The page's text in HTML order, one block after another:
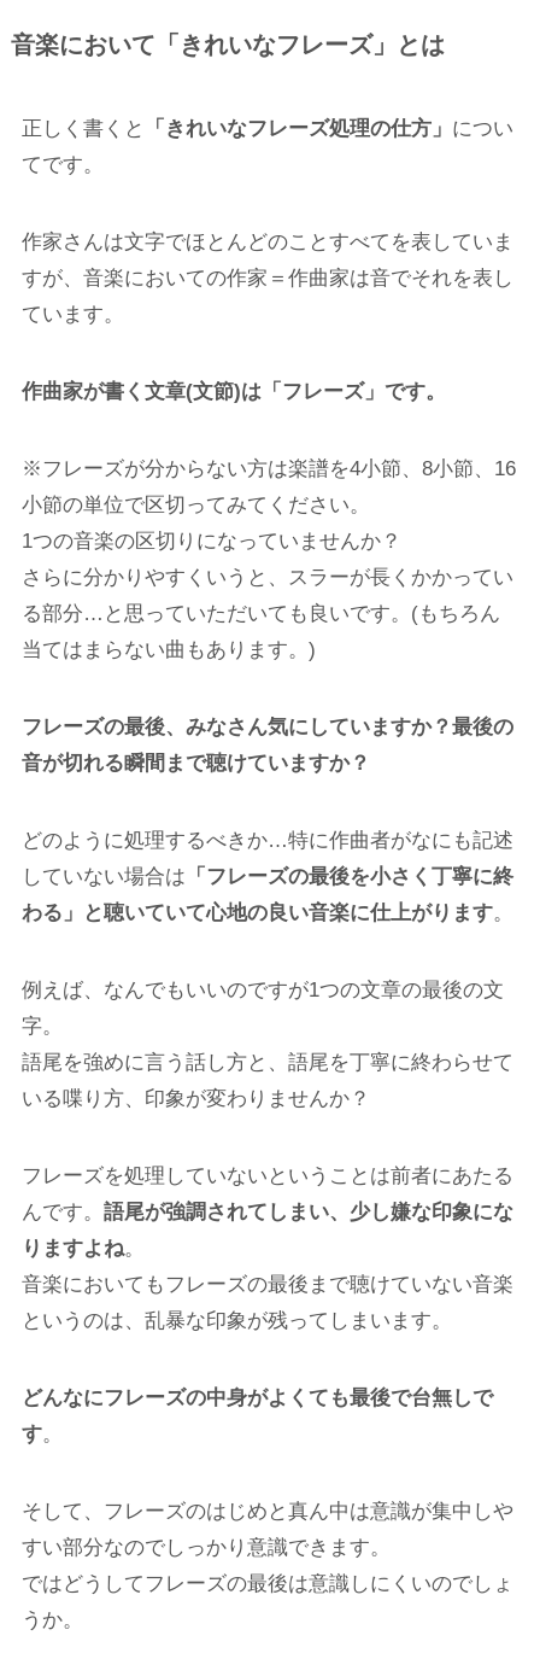
音楽において「きれいなフレーズ」とは
正しく書くと 「きれいなフレーズ処理の仕方」 につい
てです。
作家さんは文字でほとんどのことすべてを表していま
すが、音楽においての作家＝作曲家は音でそれを表し
ています。
作曲家が書く文章(文節)は「フレーズ」です。
※フレーズが分からない方は楽譜を4小節、8小節、16
小節の単位で区切ってみてください。
1つの音楽の区切りになっていませんか？
さらに分かりやすくいうと、スラーが長くかかってい
る部分…と思っていただいても良いです。(もちろん
当てはまらない曲もあります。)
フレーズの最後、みなさん気にしていますか？最後の
音が切れる瞬間まで聴けていますか？
どのように処理するべきか…特に作曲者がなにも記述
していない場合は 「フレーズの最後を小さく丁寧に終
わる」と聴いていて心地の良い音楽に仕上がります。
例えば、なんでもいいのですが1つの文章の最後の文
字。
語尾を強めに言う話し方と、語尾を丁寧に終わらせて
いる喋り方、印象が変わりませんか？
フレーズを処理していないということは前者にあたる
んです。 語尾が強調されてしまい、少し嫌な印象にな
りますよね。
音楽においてもフレーズの最後まで聴けていない音楽
というのは、乱暴な印象が残ってしまいます。
どんなにフレーズの中身がよくても最後で台無しで
す。
そして、フレーズのはじめと真ん中は意識が集中しや
すい部分なのでしっかり意識できます。
ではどうしてフレーズの最後は意識しにくいのでしょ
うか。